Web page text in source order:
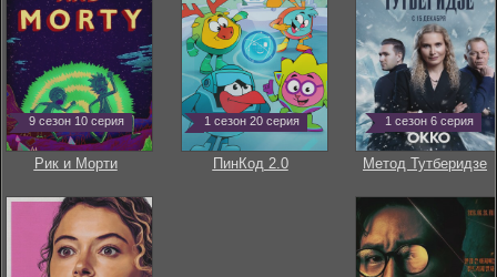
9 сезон 10 серия
Рик и Морти
1 сезон 20 серия
ПинКод 2.0
1 сезон 6 серия
Метод Тутберидзе